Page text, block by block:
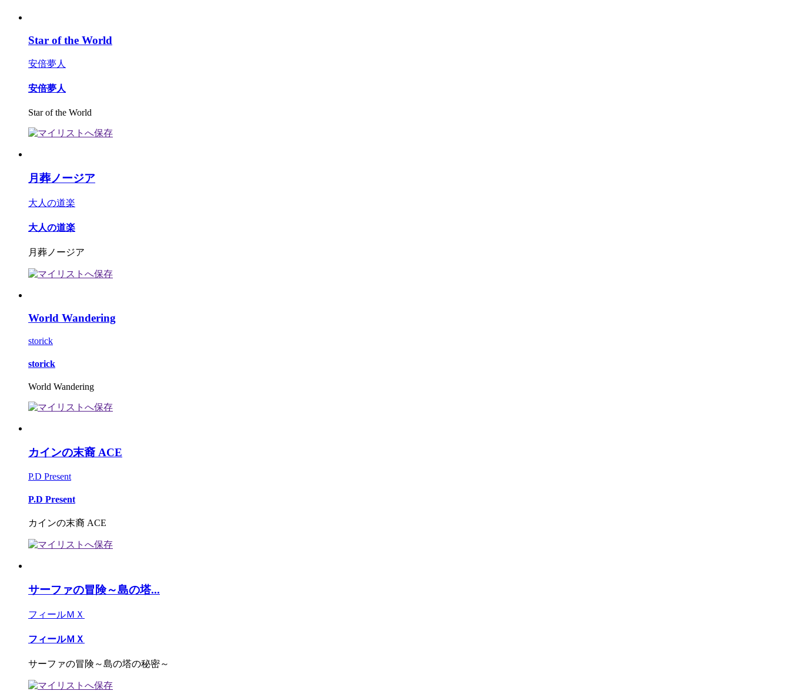
Star of the World
安倍夢人
安倍夢人
Star of the World
月葬ノージア
大人の道楽
大人の道楽
月葬ノージア
World Wandering
storick
storick
World Wandering
カインの末裔 ACE
P.D Present
P.D Present
カインの末裔 ACE
サーファの冒険～島の塔...
フィールＭＸ
フィールＭＸ
サーファの冒険～島の塔の秘密～